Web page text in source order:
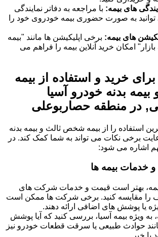
های بیمه: با مراجعه به دفاتر نمایندگی
توانید به صورت حضوری بیمه خودروی خود را
های بیمه: برخی اپلیکیشن ها مانند "بیمه
امکان خرید آنلاین بیمه را فراهم می
خرید و استفاده از بیمه
بدنه خودرو آسیا
در منطقه حصاربوعلی
استفاده را از بیمه شخص ثالث و بیمه بدنه
برخی نکات می تواند به شما کمک کند. در
اشاره می شود:
خدمات بیمه ها
بهتر است قیمت و خدمات شرکت های
را مقایسه کنید. برخی شرکت ها ممکن است
یا پوشش های اضافی ارائه دهند.
به ویژه بیمه آسیا، بررسی کنید که آیا پوشش
حوادث طبیعی یا سرقت قطعات خودرو نیز
خیر.